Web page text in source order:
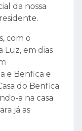
da nossa
com o
Luz, em dias
e Benfica e
do Benfica
a na casa
já as